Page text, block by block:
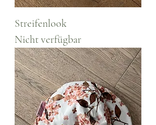
Streifenlook
Nicht verfügbar